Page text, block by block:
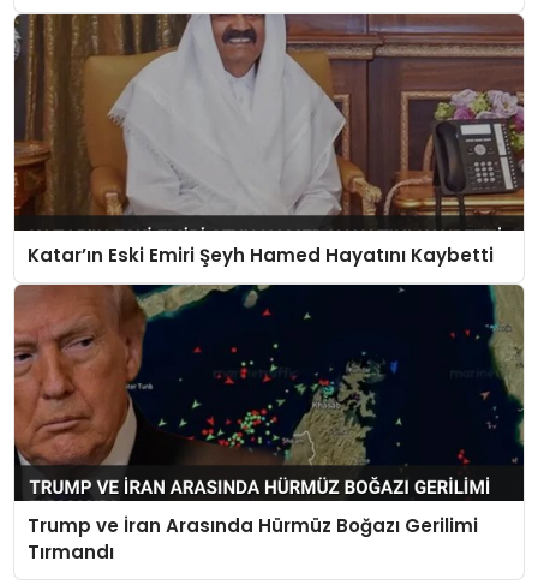
Katar’ın Eski Emiri Şeyh Hamed Hayatını Kaybetti
Trump ve İran Arasında Hürmüz Boğazı Gerilimi
Tırmandı